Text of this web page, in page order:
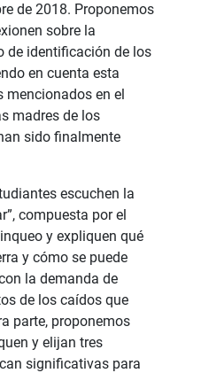
de 2018. Proponemos
sobre la
de identificación de los
en cuenta esta
mencionados en el
madres de los
sido finalmente
escuchen la
compuesta por el
y expliquen qué
y cómo se puede
la demanda de
de los caídos que
parte, proponemos
y elijan tres
significativas para